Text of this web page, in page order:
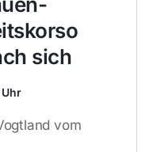
sich
vom